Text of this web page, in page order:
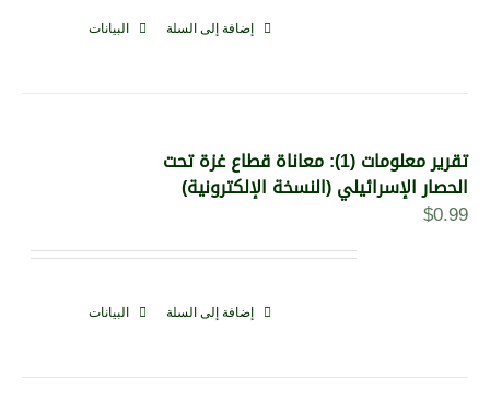
إضافة إلى السلة البيانات
تقرير معلومات (1): معاناة قطاع غزة تحت
الحصار الإسرائيلي (النسخة الإلكترونية)
$0.99
إضافة إلى السلة البيانات